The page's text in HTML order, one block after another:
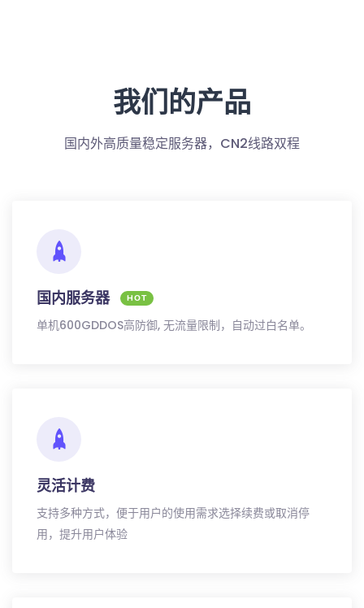
我们的产品
国内外高质量稳定服务器，CN2线路双程
国内服务器 HOT
单机600GDDOS高防御, 无流量限制，自动过白名单。
灵活计费
支持多种方式，便于用户的使用需求选择续费或取消停
用，提升用户体验